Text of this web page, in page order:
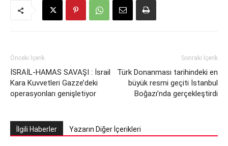
Önceki İçerik
İSRAİL-HAMAS SAVAŞI : İsrail
Kara Kuvvetleri Gazze’deki
operasyonları genişletiyor
Sonraki İçerik
Türk Donanması tarihindeki en
büyük resmi geçiti İstanbul
Boğazı’nda gerçekleştirdi
İlgili Haberler Yazarın Diğer İçerikleri